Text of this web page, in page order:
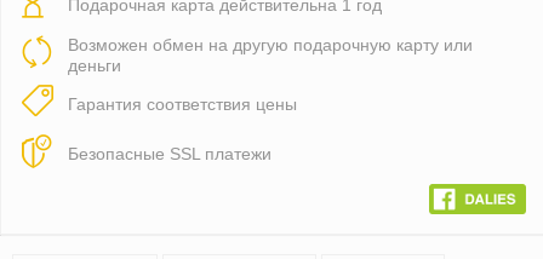
Подарочная карта действительна 1 год
Возможен обмен на другую подарочную карту или
деньги
Гарантия соответствия цены
Безопасные SSL платежи